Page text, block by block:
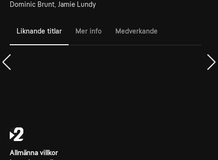
Dominic Brunt, Jamie Lundy
Liknande titlar Mer info Medverkande
Allmänna villkor